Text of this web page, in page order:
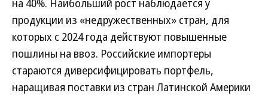
на 40%. Наибольший рост наблюдается у
продукции из «недружественных» стран, для
которых с 2024 года действуют повышенные
пошлины на ввоз. Российские импортеры
стараются диверсифицировать портфель,
наращивая поставки из стран Латинской Америки